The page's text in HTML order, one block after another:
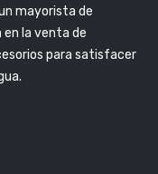
mayorista de
en la venta de
para satisfacer